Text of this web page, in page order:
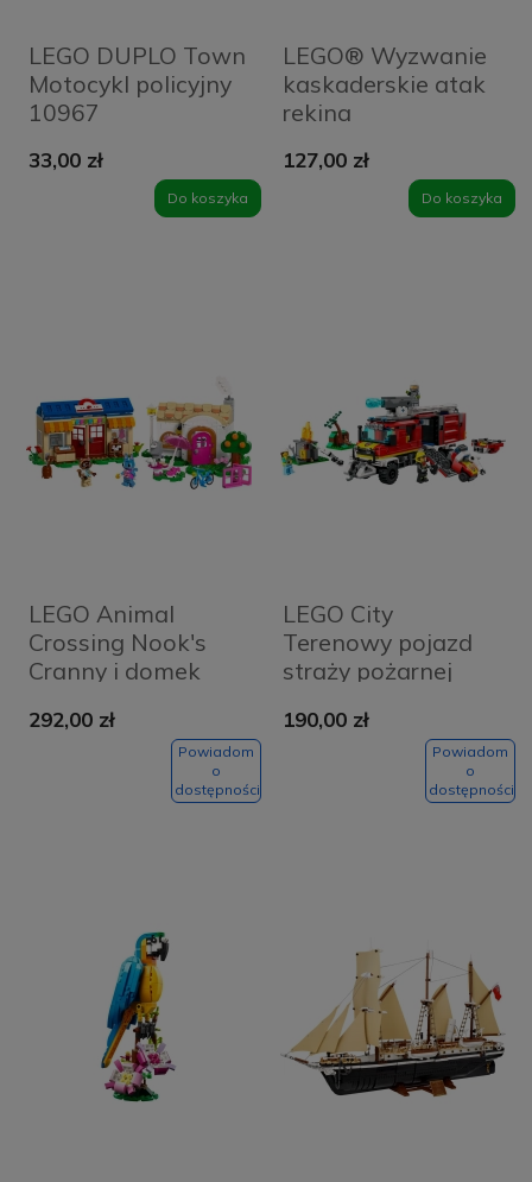
LEGO DUPLO Town
Motocykl policyjny
10967
33,00 zł
Do koszyka
LEGO® Wyzwanie
kaskaderskie atak
rekina
127,00 zł
Do koszyka
LEGO Animal
Crossing Nook's
Cranny i domek
292,00 zł
Powiadom
o
dostępności
LEGO City
Terenowy pojazd
straży pożarnej
190,00 zł
Powiadom
o
dostępności